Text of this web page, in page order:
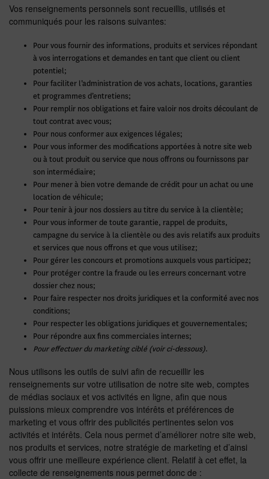
Vos renseignements personnels sont recueillis, utilisés et
communiqués pour les raisons suivantes:
Pour vous fournir des informations, produits et services répondant
à vos interrogations et demandes en tant que client ou client
potentiel;
Pour faciliter l’administration de vos achats, locations, garanties
et programmes d’entretiens;
Pour remplir nos obligations et faire valoir nos droits découlant de
tout contrat avec vous;
Pour nous conformer aux exigences légales;
Pour vous informer des modifications apportées à notre site web
ou à tout produit ou service que nous offrons ou fournissons par
son intermédiaire;
Pour mener à bien votre demande de crédit pour un achat ou une
location de véhicule;
Pour tenir à jour nos dossiers au titre du service à la clientèle;
Pour vous informer de toute garantie, rappel de produits,
campagne du service à la clientèle ou des avis relatifs aux produits
et services que nous offrons et que vous utilisez;
Pour gérer les concours et promotions auxquels vous participez;
Pour protéger contre la fraude ou les erreurs concernant votre
dossier chez nous;
Pour faire respecter nos droits juridiques et la conformité avec nos
conditions;
Pour respecter les obligations juridiques et gouvernementales;
Pour répondre aux fins commerciales internes;
Pour effectuer du marketing ciblé (voir ci-dessous).
Nous utilisons les outils de suivi afin de recueillir les
renseignements sur votre utilisation de notre site web, comptes
de médias sociaux et vos activités en ligne, afin que nous
puissions mieux comprendre vos intérêts et préférences de
marketing et vous offrir des publicités pertinentes selon vos
activités et intérêts. Cela nous permet d’améliorer notre site web,
nos produits et services, notre stratégie de marketing et d’ainsi
vous offrir une meilleure expérience client. Relatif à cet effet, la
collecte de renseignements nous permet donc de :